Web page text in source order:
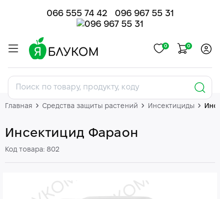
066 555 74 42 096 967 55 31
0 0
Главная Средства защиты растений Инсектициды
Инсектицид Фараон
Код товара: 802